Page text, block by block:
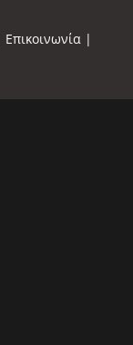
Επικοινωνία|